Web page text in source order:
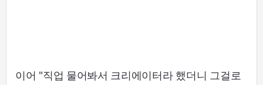
이어 "직업 물어봐서 크리에이터라 했더니 그걸로